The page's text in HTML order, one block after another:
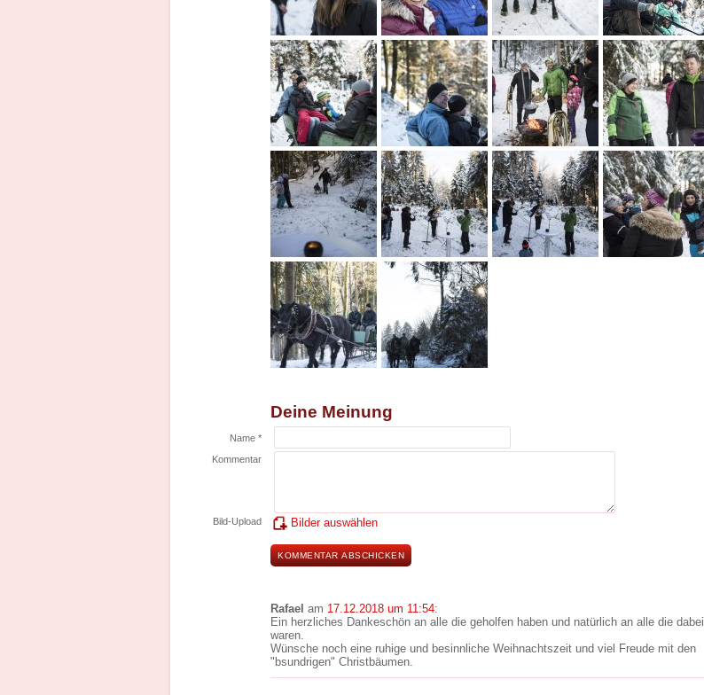
Deine Meinung
Name *
Kommentar
Bild-Upload Bilder auswählen
Rafael am 17.12.2018 um 11:54:
Ein herzliches Dankeschön an alle die geholfen haben und natürlich an alle die dabei
waren.
Wünsche noch eine ruhige und besinnliche Weihnachtszeit und viel Freude mit den
"bsundrigen" Christbäumen.